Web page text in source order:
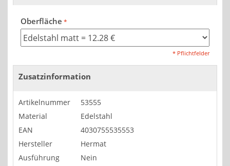
Oberfläche
* Pflichtfelder
Zusatzinformation
Artikelnummer
53555
Material
Edelstahl
EAN
4030755535553
Hersteller
Hermat
Ausführung
Nein